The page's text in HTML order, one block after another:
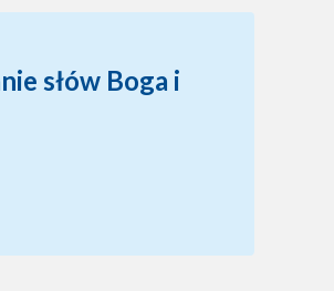
słów Boga i